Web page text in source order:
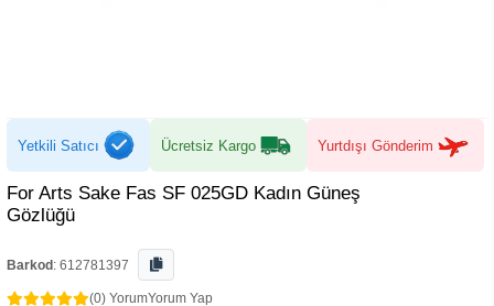
Yetkili Satıcı Ücretsiz Kargo Yurtdışı Gönderim
For Arts Sake Fas SF 025GD Kadın Güneş
Gözlüğü
Barkod : 612781397
(0) YorumYorum Yap